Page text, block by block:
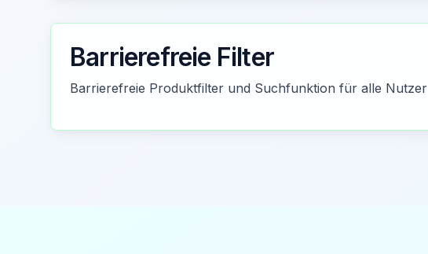
Barrierefreie Filter
Barrierefreie Produktfilter und Suchfunktion für alle Nutzer